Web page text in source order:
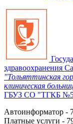
здравоохранения
"Тольяттинская
клиническая
ГБУЗ СО "ТГКБ
Автоинформатор -
Платные услуги -